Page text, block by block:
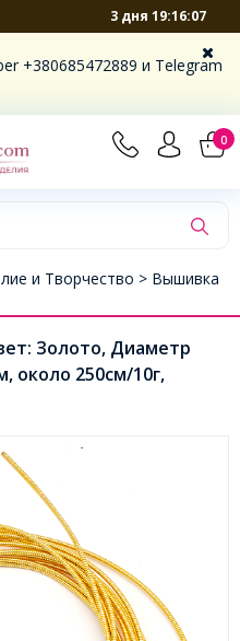
3 дня 19:16:07
+380685472889 и Telegram
0
и Творчество > Вышивка
Золото, Диаметр
около 250см/10г,